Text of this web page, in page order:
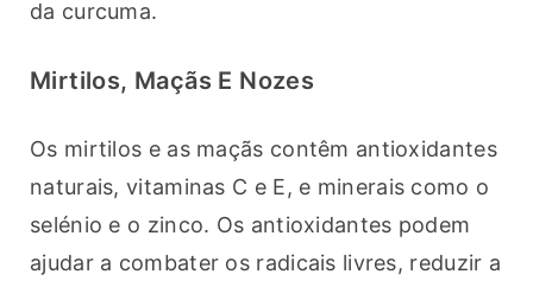
da curcuma.
Mirtilos, Maçãs E Nozes
Os mirtilos e as maçãs contêm antioxidantes
naturais, vitaminas C e E, e minerais como o
selénio e o zinco. Os antioxidantes podem
ajudar a combater os radicais livres, reduzir a